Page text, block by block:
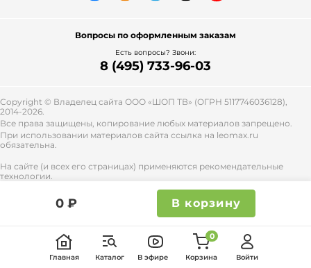
Главная Каталог В эфире Корзина
0
Войти
0 ₽ В корзину
Вопросы по оформленным заказам
Есть вопросы? Звони:
8 (495) 733-96-03
Copyright © Владелец сайта ООО «ШОП ТВ» (ОГРН 5117746036128),
2014-2026.
Все права защищены, копирование любых материалов запрещено.
При использовании материалов сайта ссылка на leomax.ru
обязательна.
На сайте (и всех его страницах) применяются рекомендательные
технологии.